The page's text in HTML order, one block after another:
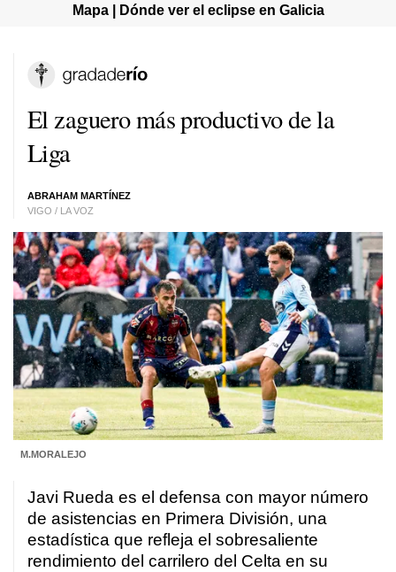
Mapa | Dónde ver el eclipse en Galicia
El zaguero más productivo de la
Liga
ABRAHAM MARTÍNEZ
VIGO / LA VOZ
M.MORALEJO
Javi Rueda es el defensa con mayor número
de asistencias en Primera División, una
estadística que refleja el sobresaliente
rendimiento del carrilero del Celta en su